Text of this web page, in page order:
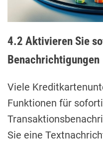
4.2 Aktivieren Sie
Benachrichtigungen
Viele
Funktionen für
Sie eine